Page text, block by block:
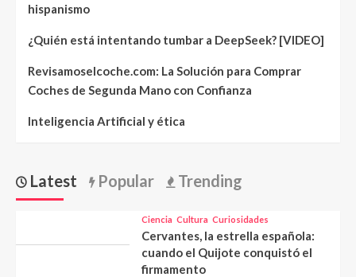
hispanismo
¿Quién está intentando tumbar a DeepSeek? [VIDEO]
Revisamoselcoche.com: La Solución para Comprar
Coches de Segunda Mano con Confianza
Inteligencia Artificial y ética
Latest Popular Trending
Ciencia Cultura Curiosidades
Cervantes, la estrella española:
cuando el Quijote conquistó el
firmamento